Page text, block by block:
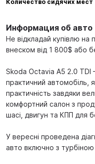
Информация об авто
Не відкладай купівлю на
внеском від 1 800$ або
Skoda Octavia A5 2.0 TDI
практичний автомобіль,
практичність завдяки
комфортний салон з
шасі, двигун та КПП для
У вересні проведена
авто включно з турбіною
Количество сидячих мест